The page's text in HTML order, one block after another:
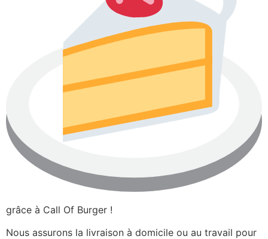
grâce à Call Of Burger !
Nous assurons la livraison à domicile ou au travail pour